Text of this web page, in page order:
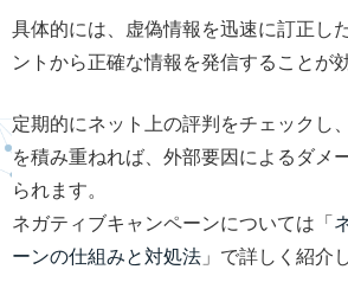
具体的には、虚偽情報を迅速に訂正し
ントから正確な情報を発信することが
定期的にネット上の評判をチェックし
を積み重ねれば、外部要因によるダメ
られます。
ネガティブキャンペーンについては「
ーンの仕組みと対処法 」で詳しく紹介